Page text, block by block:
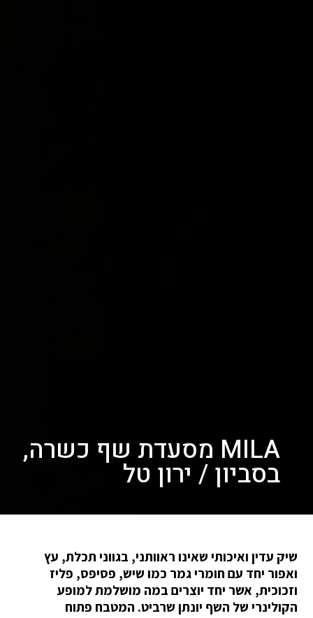
MILA מסעדת שף כשרה,
בסביון / ירון טל
שיק עדין ואיכותי שאינו ראוותני, בגווני תכלת, עץ
ואפור יחד עם חומרי גמר כמו שיש, פסיפס, פליז
וזכוכית, אשר יחד יוצרים במה מושלמת למופע
הקולינרי של השף יונתן שרביט. המטבח פתוח